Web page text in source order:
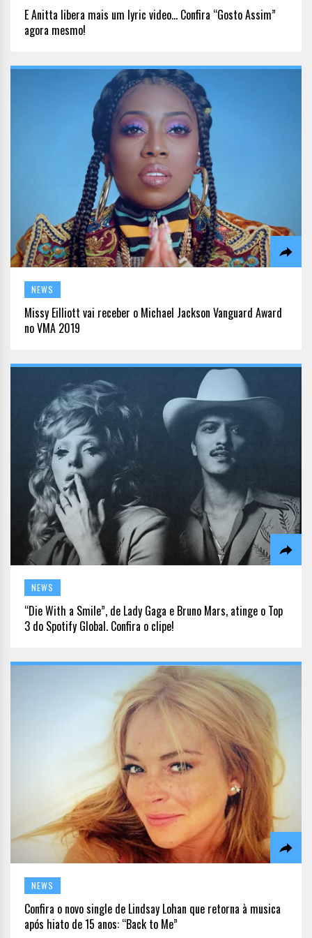
E Anitta libera mais um lyric video… Confira “Gosto Assim”
agora mesmo!
NEWS
Missy Eilliott vai receber o Michael Jackson Vanguard Award
no VMA 2019
NEWS
“Die With a Smile”, de Lady Gaga e Bruno Mars, atinge o Top
3 do Spotify Global. Confira o clipe!
NEWS
Confira o novo single de Lindsay Lohan que retorna à musica
após hiato de 15 anos: “Back to Me”